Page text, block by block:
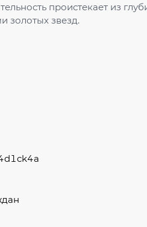
проистекает из
золотых звезд.